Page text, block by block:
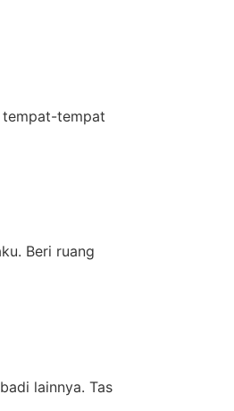
tempat-tempat
Beri ruang
lainnya. Tas